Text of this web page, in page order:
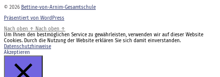
© 2026 Bettine-von-Arnim-Gesamtschule
Präsentiert von WordPress
Nach oben ↑ Nach oben ↑
Um Ihnen den bestmöglichen Service zu gewährleisten, verwenden wir auf dieser Website
Cookies. Durch die Nutzung der Website erklären Sie sich damit einverstanden.
Datenschutzhinweise
Akzeptieren